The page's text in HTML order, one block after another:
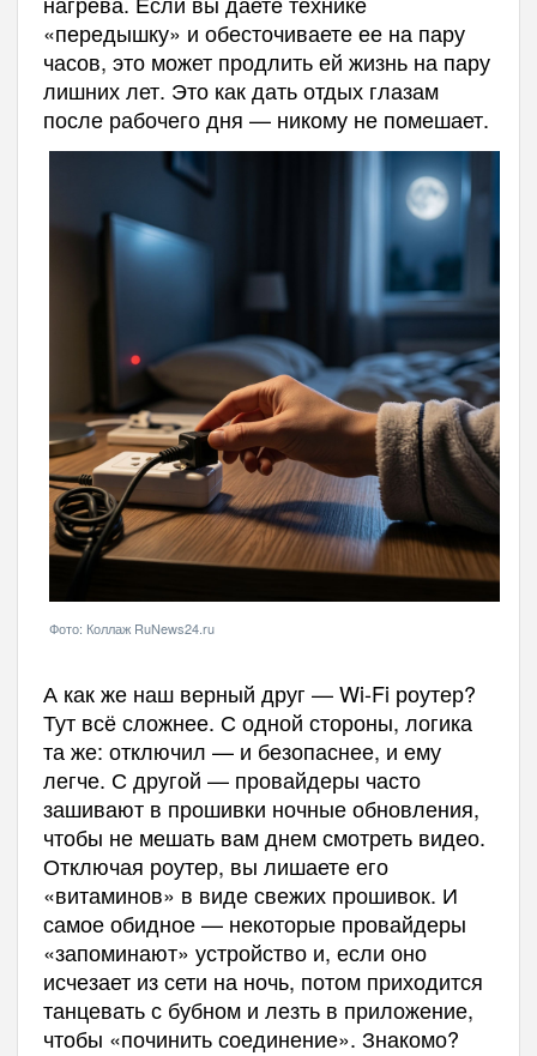
«передышку» и обесточиваете ее на пару
часов, это может продлить ей жизнь на пару
лишних лет. Это как дать отдых глазам
после рабочего дня — никому не помешает.
Фото: Коллаж RuNews24.ru
А как же наш верный друг — Wi-Fi роутер?
Тут всё сложнее. С одной стороны, логика
та же: отключил — и безопаснее, и ему
легче. С другой — провайдеры часто
зашивают в прошивки ночные обновления,
чтобы не мешать вам днем смотреть видео.
Отключая роутер, вы лишаете его
«витаминов» в виде свежих прошивок. И
самое обидное — некоторые провайдеры
«запоминают» устройство и, если оно
исчезает из сети на ночь, потом приходится
танцевать с бубном и лезть в приложение,
чтобы «починить соединение». Знакомо?